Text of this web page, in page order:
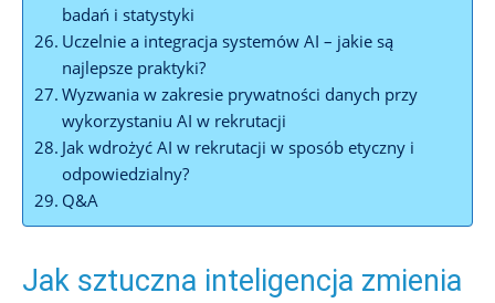
badań i statystyki
Uczelnie a integracja systemów AI – jakie są
najlepsze praktyki?
Wyzwania w zakresie prywatności danych przy
wykorzystaniu AI w rekrutacji
Jak wdrożyć AI w rekrutacji w sposób etyczny i
odpowiedzialny?
Q&A
Jak sztuczna inteligencja zmienia